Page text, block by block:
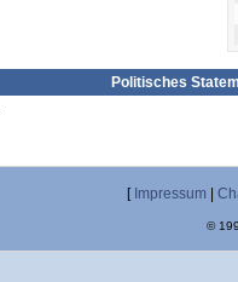
Politisches
[ Impressum
©